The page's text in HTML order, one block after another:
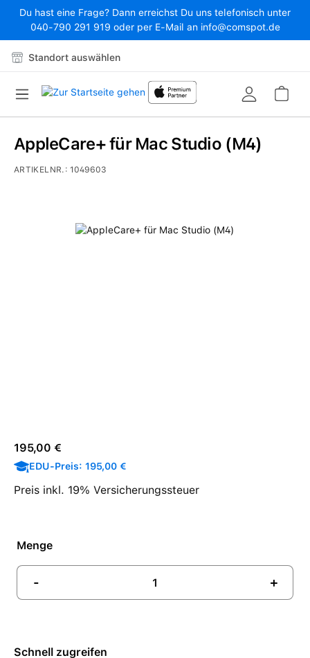
Zum Hauptinhalt springen
Du hast eine Frage? Dann erreichst Du uns telefonisch unter
040-790 291 919 oder per E-Mail an info@comspot.de
Standort auswählen
Bildergalerie überspringen
AppleCare+ für Mac Studio (M4)
ARTIKELNR.:1049603
Regulärer Preis:
195,00 €
EDU-Preis: 195,00 €
Preis inkl. 19% Versicherungssteuer
Menge
- +
Schnell zugreifen